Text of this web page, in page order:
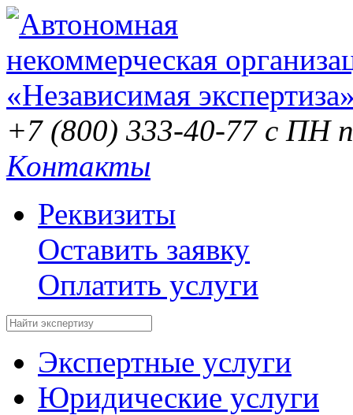
+7 (800) 333-40-77 с ПН
Контакты
Реквизиты
Оставить заявку
Оплатить услуги
Экспертные услуги
Юридические услуги